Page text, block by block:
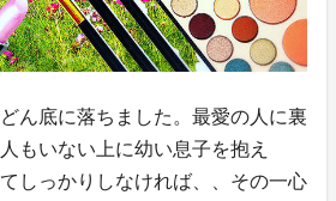
ん底に落ちました。最愛の人に裏
もいない上に幼い息子を抱え
しっかりしなければ、、その一心